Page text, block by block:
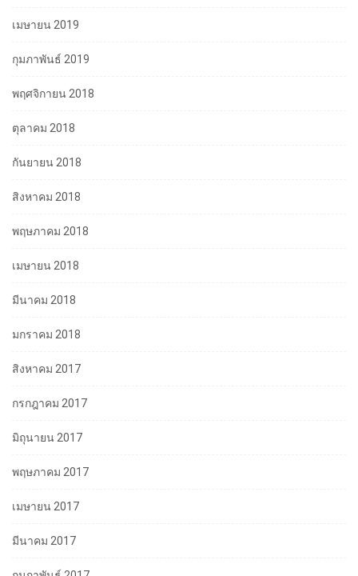
เมษายน 2019
กุมภาพันธ์ 2019
พฤศจิกายน 2018
ตุลาคม 2018
กันยายน 2018
สิงหาคม 2018
พฤษภาคม 2018
เมษายน 2018
มีนาคม 2018
มกราคม 2018
สิงหาคม 2017
กรกฎาคม 2017
มิถุนายน 2017
พฤษภาคม 2017
เมษายน 2017
มีนาคม 2017